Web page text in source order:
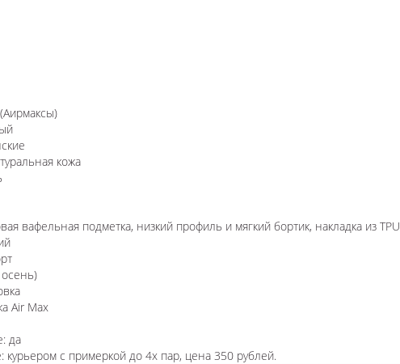
кожа
вафельная подметка, низкий профиль и мягкий бортик, накладка из TPU
Air Max
да
курьером с примеркой до 4х пар, цена 350 рублей.